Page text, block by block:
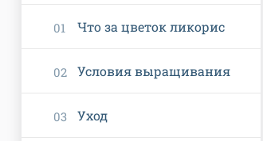
Что за цветок ликорис
Условия выращивания
Уход